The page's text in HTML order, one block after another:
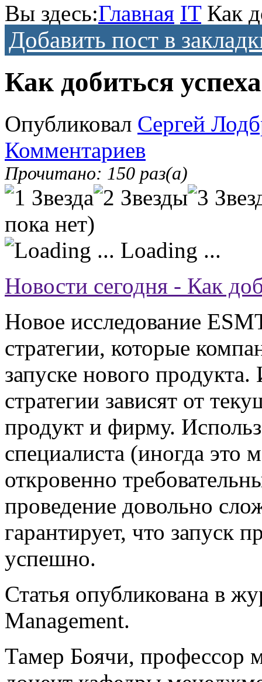
Вы здесь:Главная IT Как
Добавить пост в
Как добиться
Опубликовал Сергей
Комментариев
Прочитано: 150 раз(а)
пока нет)
Loading ...
Новости сегодня - Как
Новое исследование
стратегии, которые
запуске нового продукта.
стратегии зависят от
продукт и фирму.
специалиста (иногда это
откровенно
проведение довольно
гарантирует, что запуск
успешно.
Статья опубликована в
Management.
Тамер Боячи, профессор